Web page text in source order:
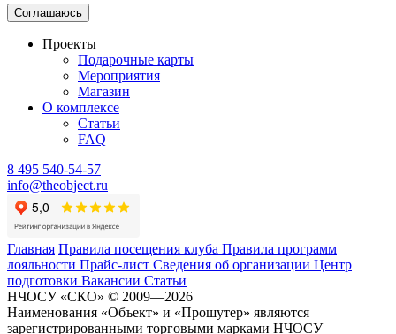
Соглашаюсь
Проекты
Подарочные карты
Мероприятия
Магазин
О комплексе
Статьи
FAQ
8 495 540-54-57
info@theobject.ru
Главная Правила посещения клуба Правила программ
лояльности Прайс-лист Сведения об организации Центр
подготовки Вакансии Статьи
НЧОСУ «СКО» © 2009—2026
Наименования «Объект» и «Прошутер» являются
зарегистрированными торговыми марками НЧОСУ